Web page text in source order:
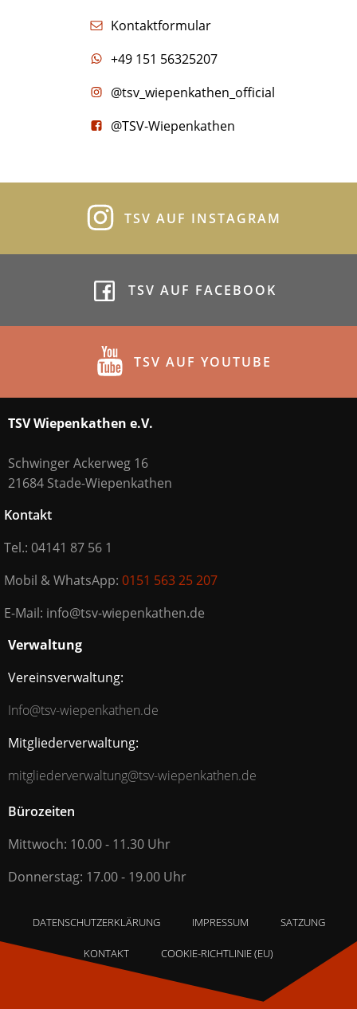
Kontaktformular
+49 151 56325207
@tsv_wiepenkathen_official
@TSV-Wiepenkathen
TSV AUF INSTAGRAM
TSV AUF FACEBOOK
TSV AUF YOUTUBE
TSV Wiepenkathen e.V.
Schwinger Ackerweg 16
21684 Stade-Wiepenkathen
Kontakt
Tel.: 04141 87 56 1
Mobil & WhatsApp: 0151 563 25 207
E-Mail: info@tsv-wiepenkathen.de
Bürozeiten
Mittwoch: 10.00 - 11.30 Uhr
Donnerstag: 17.00 - 19.00 Uhr
Verwaltung
Vereinsverwaltung:
Info@tsv-wiepenkathen.de
Mitgliederverwaltung:
mitgliederverwaltung@tsv-wiepenkathen.de
DATENSCHUTZERKLÄRUNG IMPRESSUM SATZUNG
KONTAKT COOKIE-RICHTLINIE (EU)